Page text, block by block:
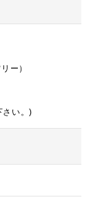
ー）
さい。)